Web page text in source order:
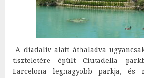
A diadalív alatt áthaladva ugyancsak
tiszteletére épült Ciutadella
Barcelona legnagyobb parkja, és